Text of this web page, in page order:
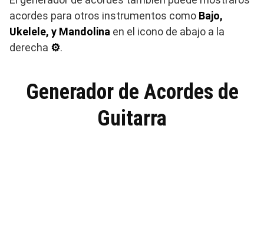
acordes para otros instrumentos como Bajo,
Ukelele, y Mandolina en el icono de abajo a la
derecha ⚙.
Generador de Acordes de
Guitarra